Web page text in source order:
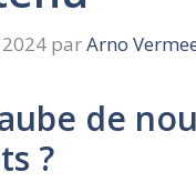
parArno
de
?